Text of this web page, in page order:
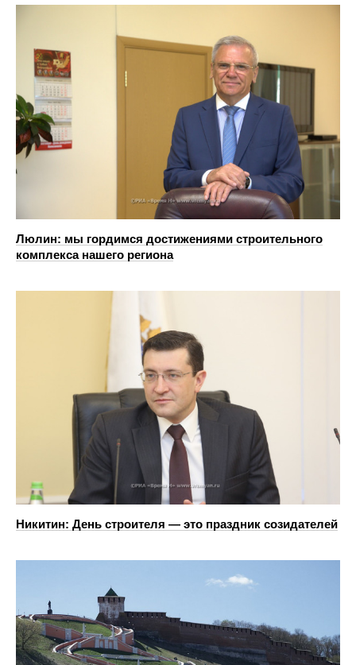
Люлин: мы гордимся достижениями строительного
комплекса нашего региона
Никитин: День строителя — это праздник созидателей